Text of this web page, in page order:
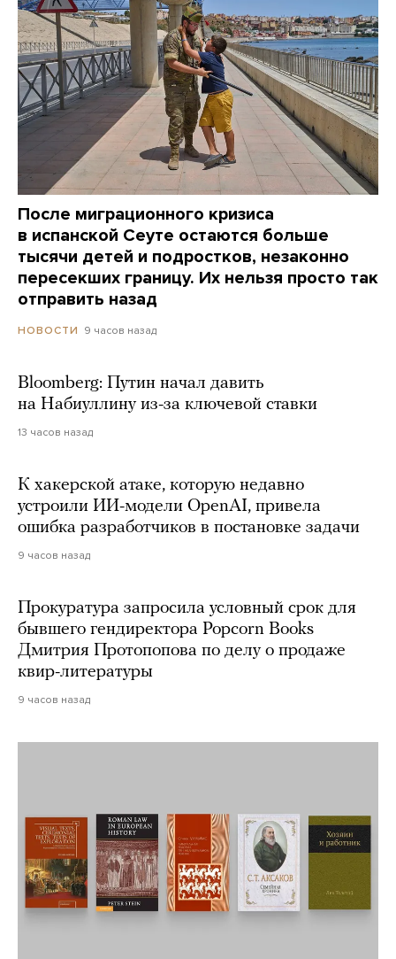
После миграционного кризиса
в испанской Сеуте остаются больше
тысячи детей и подростков, незаконно
пересекших границу. Их нельзя просто так
отправить назад
НОВОСТИ 9 часов назад
Bloomberg: Путин начал давить
на Набиуллину из-за ключевой ставки
13 часов назад
К хакерской атаке, которую недавно
устроили ИИ-модели OpenAI, привела
ошибка разработчиков в постановке задачи
9 часов назад
Прокуратура запросила условный срок для
бывшего гендиректора Popcorn Books
Дмитрия Протопопова по делу о продаже
квир-литературы
9 часов назад